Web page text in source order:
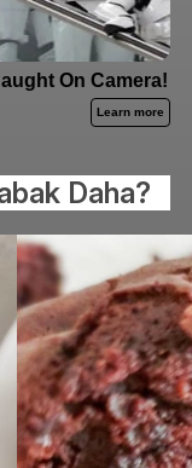
Daha?